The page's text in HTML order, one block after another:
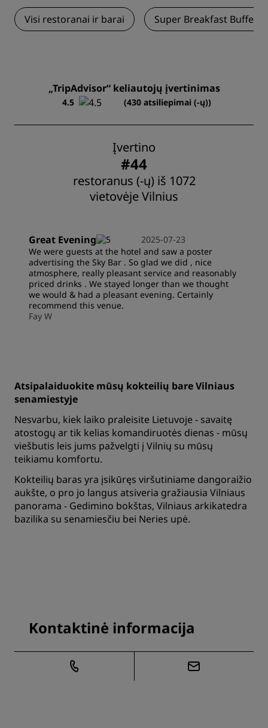
Visi restoranai ir barai Super Breakfast Buffet
„TripAdvisor“ keliautojų įvertinimas
4.5 (430 atsiliepimai (-ų))
Įvertino
#44
restoranus (-ų) iš 1072
vietovėje Vilnius
Great Evening
2025-07-23
We were guests at the hotel and saw a poster
advertising the Sky Bar . So glad we did , nice
atmosphere, really pleasant service and reasonably
priced drinks . We stayed longer than we thought
we would & had a pleasant evening. Certainly
recommend this venue.
Fay W
Atsipalaiduokite mūsų kokteilių bare Vilniaus
senamiestyje
Nesvarbu, kiek laiko praleisite Lietuvoje - savaitę
atostogų ar tik kelias komandiruotės dienas - mūsų
viešbutis leis jums pažvelgti į Vilnių su mūsų
teikiamu komfortu.
Kokteilių baras yra įsikūręs viršutiniame dangoraižio
aukšte, o pro jo langus atsiveria gražiausia Vilniaus
panorama - Gedimino bokštas, Vilniaus arkikatedra
bazilika su senamiesčiu bei Neries upė.
Kontaktinė informacija